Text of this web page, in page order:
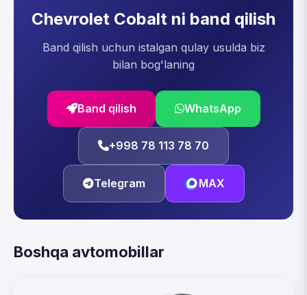
Chevrolet Cobalt ni band qilish
Band qilish uchun istalgan qulay usulda biz
bilan bog'laning
Band qilish WhatsApp
+998 78 113 78 70
Telegram MAX
Boshqa avtomobillar